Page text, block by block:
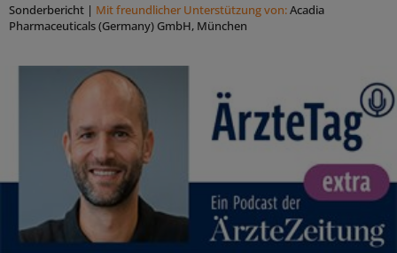
Sonderbericht | Mit freundlicher Unterstützung von:Acadia
Pharmaceuticals (Germany) GmbH, München